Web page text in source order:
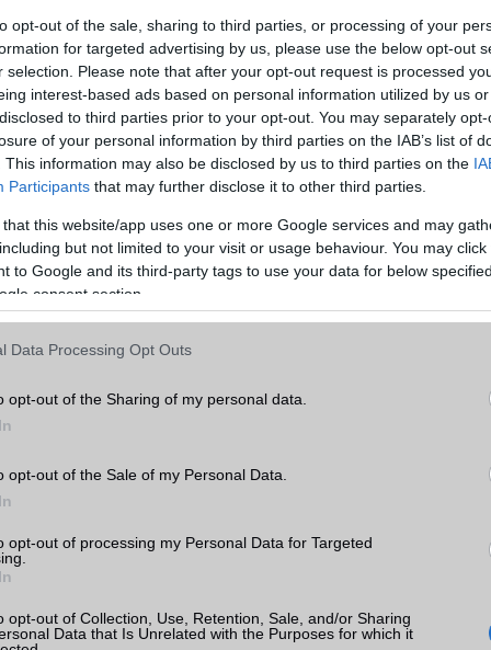
opt-out of the sale, sharing to third parties, or processing of your
for targeted advertising by us, please use the below opt-out
selection. Please note that after your opt-out request is processed
interest-based ads based on personal information utilized by us
to third parties prior to your opt-out. You may separately
of your personal information by third parties on the IAB’s list of
This information may also be disclosed by us to third parties on the
Participants that may further disclose it to other third parties.
that this website/app uses one or more Google services and may
but not limited to your visit or usage behaviour. You may
to Google and its third-party tags to use your data for below
consent section.
Data Processing Opt Outs
opt-out of the Sharing of my personal data.
opt-out of the Sale of my Personal Data.
opt-out of processing my Personal Data for Targeted
opt-out of Collection, Use, Retention, Sale, and/or Sharing
Data that Is Unrelated with the Purposes for which it
16
G85
G85
MEMÓRIA ÉS TÁRHELY
Telefonkönyv db
Min. memória 8 GB
Min. háttértár 128 GB
Memória bővíthetőség T-Flash/microSD
ADATCSERE
GPRS Van
WAP
B/T extra A2DP
Wi-Fi Direct Nincs